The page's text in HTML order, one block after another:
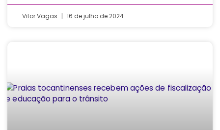
Vitor Vagas 16 de julho de 2024